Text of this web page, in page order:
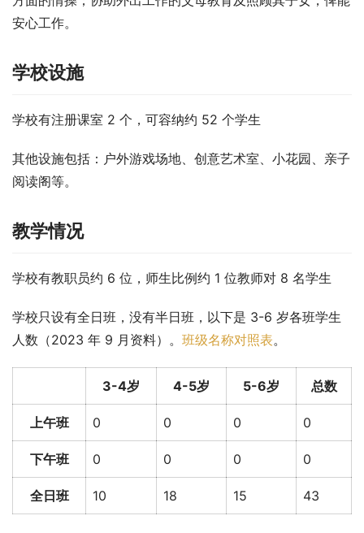
安心工作。
学校设施
学校有注册课室 2 个，可容纳约 52 个学生
其他设施包括：户外游戏场地、创意艺术室、小花园、亲子
阅读阁等。
教学情况
学校有教职员约 6 位，师生比例约 1 位教师对 8 名学生
学校只设有全日班，没有半日班，以下是 3-6 岁各班学生
人数（2023 年 9 月资料）。 班级名称对照表。
3-4岁 4-5岁 5-6岁 总数
上午班 0 0 0 0
下午班 0 0 0 0
全日班 10 18 15 43